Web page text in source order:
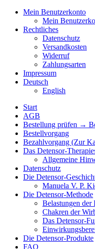
Mein Benutzerkonto
Mein
Rechtliches
Datenschutz
Versandkosten
Widerruf
Zahlungsarten
Impressum
Deutsch
English
Start
AGB
Bestellung prüfen →
Bestellvorgang
Bezahlvorgang (Zur
Das Detensor-
Allgemeine
Datenschutz
Die Detensor-
Manuela V. P.
Die Detensor-Methode
Belastungen der
Chakren der
Das Detensor-
Die Detensor-Produkte
FAQ